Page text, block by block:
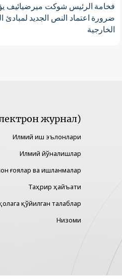
فخامة الرئيس شوكت ميرضيائيف
ضرورة اعتماد النص الجديد لمبادئ
الخارجية
журнал)
Илмий иш эълонлари
Илмий йўналишлар
ғоялар ва ишланмалар
Таҳрир ҳайъати
қўйилган талаблар
Низоми